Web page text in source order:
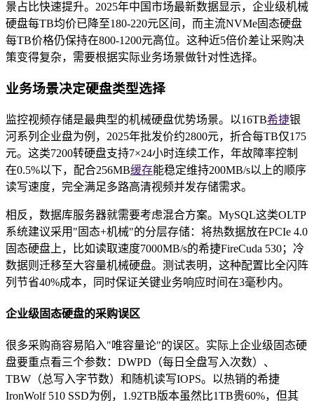
景占比快速提升。2025年中国市场最新数据显示，企业级机械
硬盘每TB均价已降至180-220元区间，而主流NVMe固态硬盘
每TB价格仍保持在800-1200元高位。这种近5倍价差让采购决
策变得复杂，需要根据实际业务场景做针对性选择。
业务场景决定硬盘类型选择
监控视频存储是最典型的机械硬盘优势场景。以16TB希捷银
河系列企业盘为例，2025年批发价约2800元，折合每TB仅175
元。这类7200转硬盘支持7×24小时连续工作，年故障率控制
在0.5%以下，配合256MB缓存能稳定维持200MB/s以上的顺序
读写速度，完全满足多路高清视频并发存储需求。
相反，数据库服务器就需要考虑混合方案。MySQL这类OLTP
系统建议采用"固态+机械"的分层存储：将热数据放在PCIe 4.0
固态硬盘上，比如读取速度7000MB/s的希捷FireCuda 530；冷
数据则迁移至大容量机械硬盘。测试表明，这种配置比全闪阵
列节省40%成本，同时保证关键业务响应时间在3毫秒内。
企业级固态硬盘的采购误区
很多采购商容易陷入"唯容量论"的误区。实际上企业级固态硬
盘要重点看三个参数：DWPD（每日全盘写入次数）、
TBW（总写入字节数）和随机读写IOPS。以热销的希捷
IronWolf 510 SSD为例，1.92TB版本虽然比1TB贵60%，但其